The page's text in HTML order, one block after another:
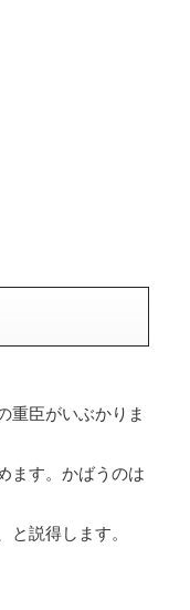
重臣がいぶかりま
ます。かばうのは
説得します。